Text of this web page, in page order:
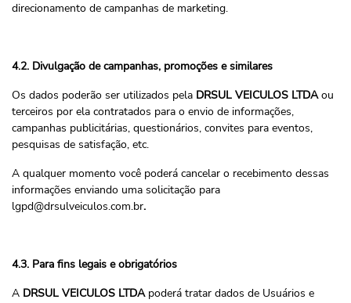
direcionamento de campanhas de marketing.
4.2. Divulgação de campanhas, promoções e similares
Os dados poderão ser utilizados pela DRSUL VEICULOS LTDAou
terceiros por ela contratados para o envio de informações,
campanhas publicitárias, questionários, convites para eventos,
pesquisas de satisfação, etc.
A qualquer momento você poderá cancelar o recebimento dessas
informações enviando uma solicitação para
lgpd@drsulveiculos.com.br.
4.3. Para fins legais e obrigatórios
A DRSUL VEICULOS LTDApoderá tratar dados de Usuários e